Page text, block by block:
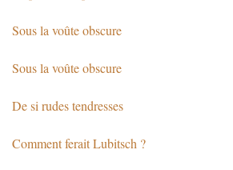
Sous la voûte obscure
Sous la voûte obscure
De si rudes tendresses
Comment ferait Lubitsch ?